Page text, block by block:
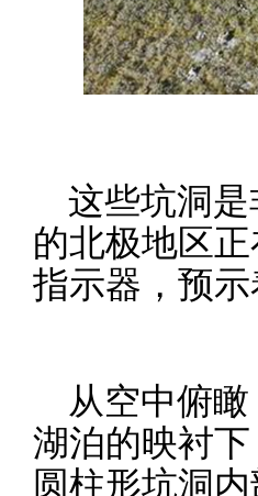
这些坑洞
的北极地区
指示器，预
从空中俯
湖泊的映衬
圆柱形坑洞